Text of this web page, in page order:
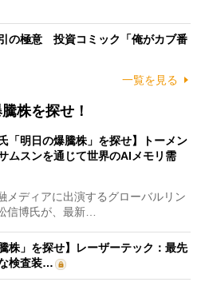
の極意 投資コミック「俺がカブ番
一覧を見る
株を探せ！
「明日の爆騰株」を探せ】トーメン
ムスンを通じて世界のAIメモリ需
ディアに出演するグローバルリン
信博氏が、最新…
株」を探せ】レーザーテック：最先
検査装…